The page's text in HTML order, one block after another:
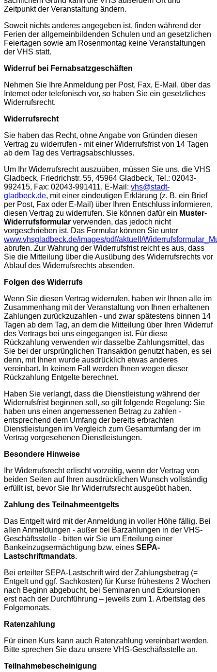
Zeitpunkt der Veranstaltung ändern.
Soweit nichts anderes angegeben ist, finden während der
Ferien der allgemeinbildenden Schulen und an gesetzlichen
Feiertagen sowie am Rosenmontag keine Veranstaltungen
der VHS statt.
Widerruf bei Fernabsatzgeschäften
Nehmen Sie Ihre Anmeldung per Post, Fax, E-Mail, über das
Internet oder telefonisch vor, so haben Sie ein gesetzliches
Widerrufsrecht.
Widerrufsrecht
Sie haben das Recht, ohne Angabe von Gründen diesen
Vertrag zu widerrufen - mit einer Widerrufsfrist von 14 Tagen
ab dem Tag des Vertragsabschlusses.
Um Ihr Widerrufsrecht auszuüben, müssen Sie uns, die VHS
Gladbeck, Friedrichstr. 55, 45964 Gladbeck, Tel.: 02043-
992415, Fax: 02043-991411, E-Mail: vhs@stadt-
gladbeck.de, mit einer eindeutigen Erklärung (z. B. ein Brief
per Post, Fax oder E-Mail) über Ihren Entschluss informieren,
diesen Vertrag zu widerrufen. Sie können dafür ein Muster-
Widerrufsformular verwenden, das jedoch nicht
vorgeschrieben ist. Das Formular können Sie unter
www.vhsgladbeck.de/images/pdf/aktuell/
abrufen. Zur Wahrung der Widerrufsfrist reicht es aus, dass
Sie die Mitteilung über die Ausübung des Widerrufsrechts vor
Ablauf des Widerrufsrechts absenden.
Folgen des Widerrufs
Wenn Sie diesen Vertrag widerrufen, haben wir Ihnen alle im
Zusammenhang mit der Veranstaltung von Ihnen erhaltenen
Zahlungen zurückzuzahlen - und zwar spätestens binnen 14
Tagen ab dem Tag, an dem die Mitteilung über Ihren Widerruf
des Vertrags bei uns eingegangen ist. Für diese
Rückzahlung verwenden wir dasselbe Zahlungsmittel, das
Sie bei der ursprünglichen Transaktion genutzt haben, es sei
denn, mit Ihnen wurde ausdrücklich etwas anderes
vereinbart. In keinem Fall werden Ihnen wegen dieser
Rückzahlung Entgelte berechnet.
Haben Sie verlangt, dass die Dienstleistung während der
Widerrufsfrist beginnen soll, so gilt folgende Regelung: Sie
haben uns einen angemessenen Betrag zu zahlen -
entsprechend dem Umfang der bereits erbrachten
Dienstleistungen im Vergleich zum Gesamtumfang der im
Vertrag vorgesehenen Dienstleistungen.
Besondere Hinweise
Ihr Widerrufsrecht erlischt vorzeitig, wenn der Vertrag von
beiden Seiten auf Ihren ausdrücklichen Wunsch vollständig
erfüllt ist, bevor Sie Ihr Widerrufsrecht ausgeübt haben.
Zahlung des Teilnahmeentgelts
Das Entgelt wird mit der Anmeldung in voller Höhe fällig. Bei
allen Anmeldungen - außer bei Barzahlungen in der VHS-
Geschäftsstelle - bitten wir Sie um Erteilung einer
Bankeinzugsermächtigung bzw. eines SEPA-
Lastschriftmandats.
Bei erteilter SEPA-Lastschrift wird der Zahlungsbetrag (=
Entgelt und ggf. Sachkosten) für Kurse frühestens 2 Wochen
nach Beginn abgebucht, bei Seminaren und Exkursionen
erst nach der Durchführung – jeweils zum 1. Arbeitstag des
Folgemonats.
Ratenzahlung
Für einen Kurs kann auch Ratenzahlung vereinbart werden.
Bitte sprechen Sie dazu unsere VHS-Geschäftsstelle an.
Teilnahmebescheinigung